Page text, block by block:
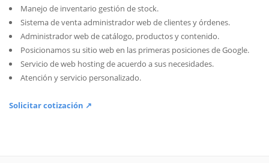
Manejo de inventario gestión de stock.
Sistema de venta administrador web de clientes y órdenes.
Administrador web de catálogo, productos y contenido.
Posicionamos su sitio web en las primeras posiciones de Google.
Servicio de web hosting de acuerdo a sus necesidades.
Atención y servicio personalizado.
Solicitar cotización ↗